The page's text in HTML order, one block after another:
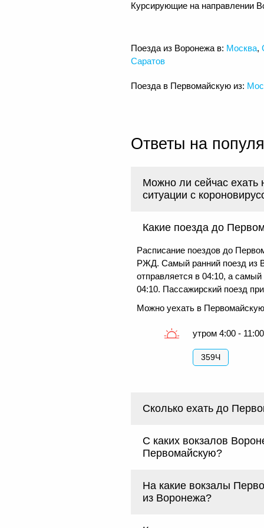
Курсирующие на направлении
Поезда из Воронежа в: Москва,
Саратов
Поезда в Первомайскую из:
Ответы на
Можно ли сейчас ехать
ситуации с
Какие поезда до
Расписание поездов до
РЖД. Самый ранний поезд из
отправляется в 04:10, а
04:10. Пассажирский поезд
Можно уехать в
утром 4:00 - 11:00
359Ч
Сколько ехать до
С каких вокзалов
Первомайскую?
На какие вокзалы
из Воронежа?